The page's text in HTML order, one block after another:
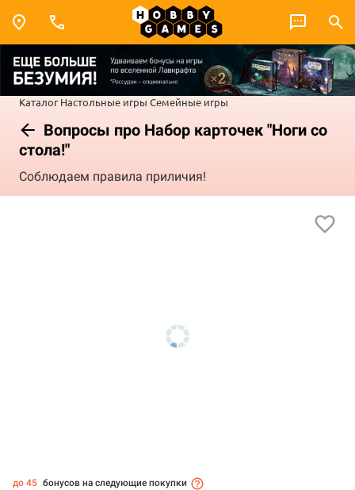
Каталог Настольные игры Семейные игры
Вопросы про Набор карточек "Ноги со
стола!"
Соблюдаем правила приличия!
до 45 бонусов на следующие покупки